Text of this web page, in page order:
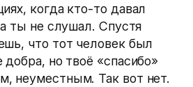
когда кто-то давал
ты не слушал. Спустя
что тот человек был
но твоё «спасибо»
неуместным. Так вот нет.